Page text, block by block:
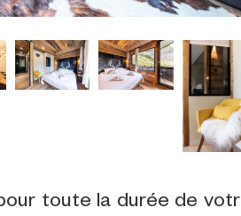
toute la durée de